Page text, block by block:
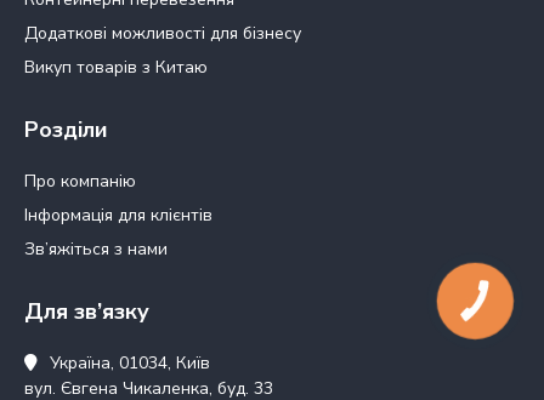
Додаткові можливості для бізнесу
Викуп товарів з Китаю
Розділи
Про компанію
Інформація для клієнтів
Зв’яжіться з нами
Для зв’язку
Україна, 01034, Київ
вул. Євгена Чикаленка, буд. 33
КНОПКА
ЗВ'ЯЗКУ